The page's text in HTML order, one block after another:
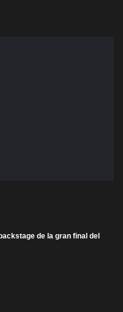
de la gran final del